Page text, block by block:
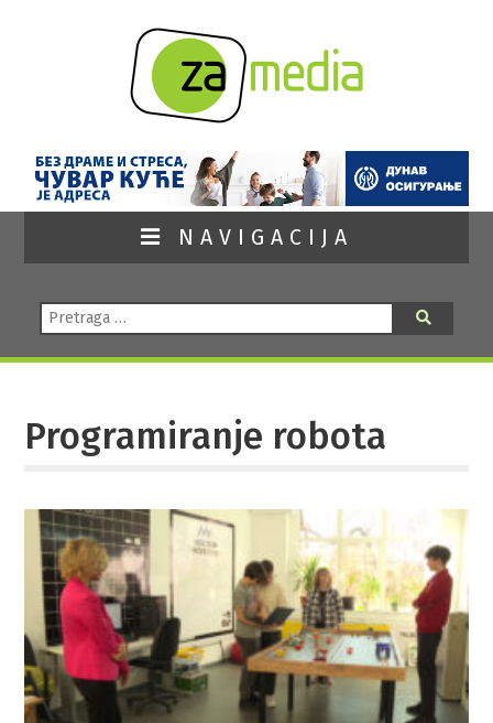
NAVIGACIJA
Pretraga:
Programiranje robota